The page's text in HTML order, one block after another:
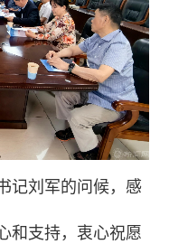
记刘军的问候，感
和支持，衷心祝愿